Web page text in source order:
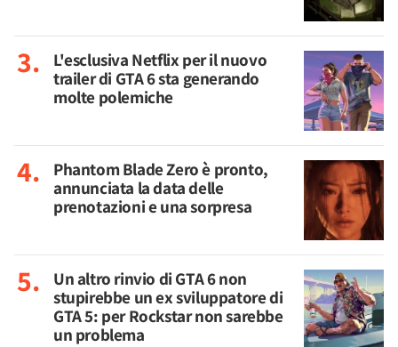
L'esclusiva Netflix per il nuovo
trailer di GTA 6 sta generando
molte polemiche
Phantom Blade Zero è pronto,
annunciata la data delle
prenotazioni e una sorpresa
Un altro rinvio di GTA 6 non
stupirebbe un ex sviluppatore di
GTA 5: per Rockstar non sarebbe
un problema